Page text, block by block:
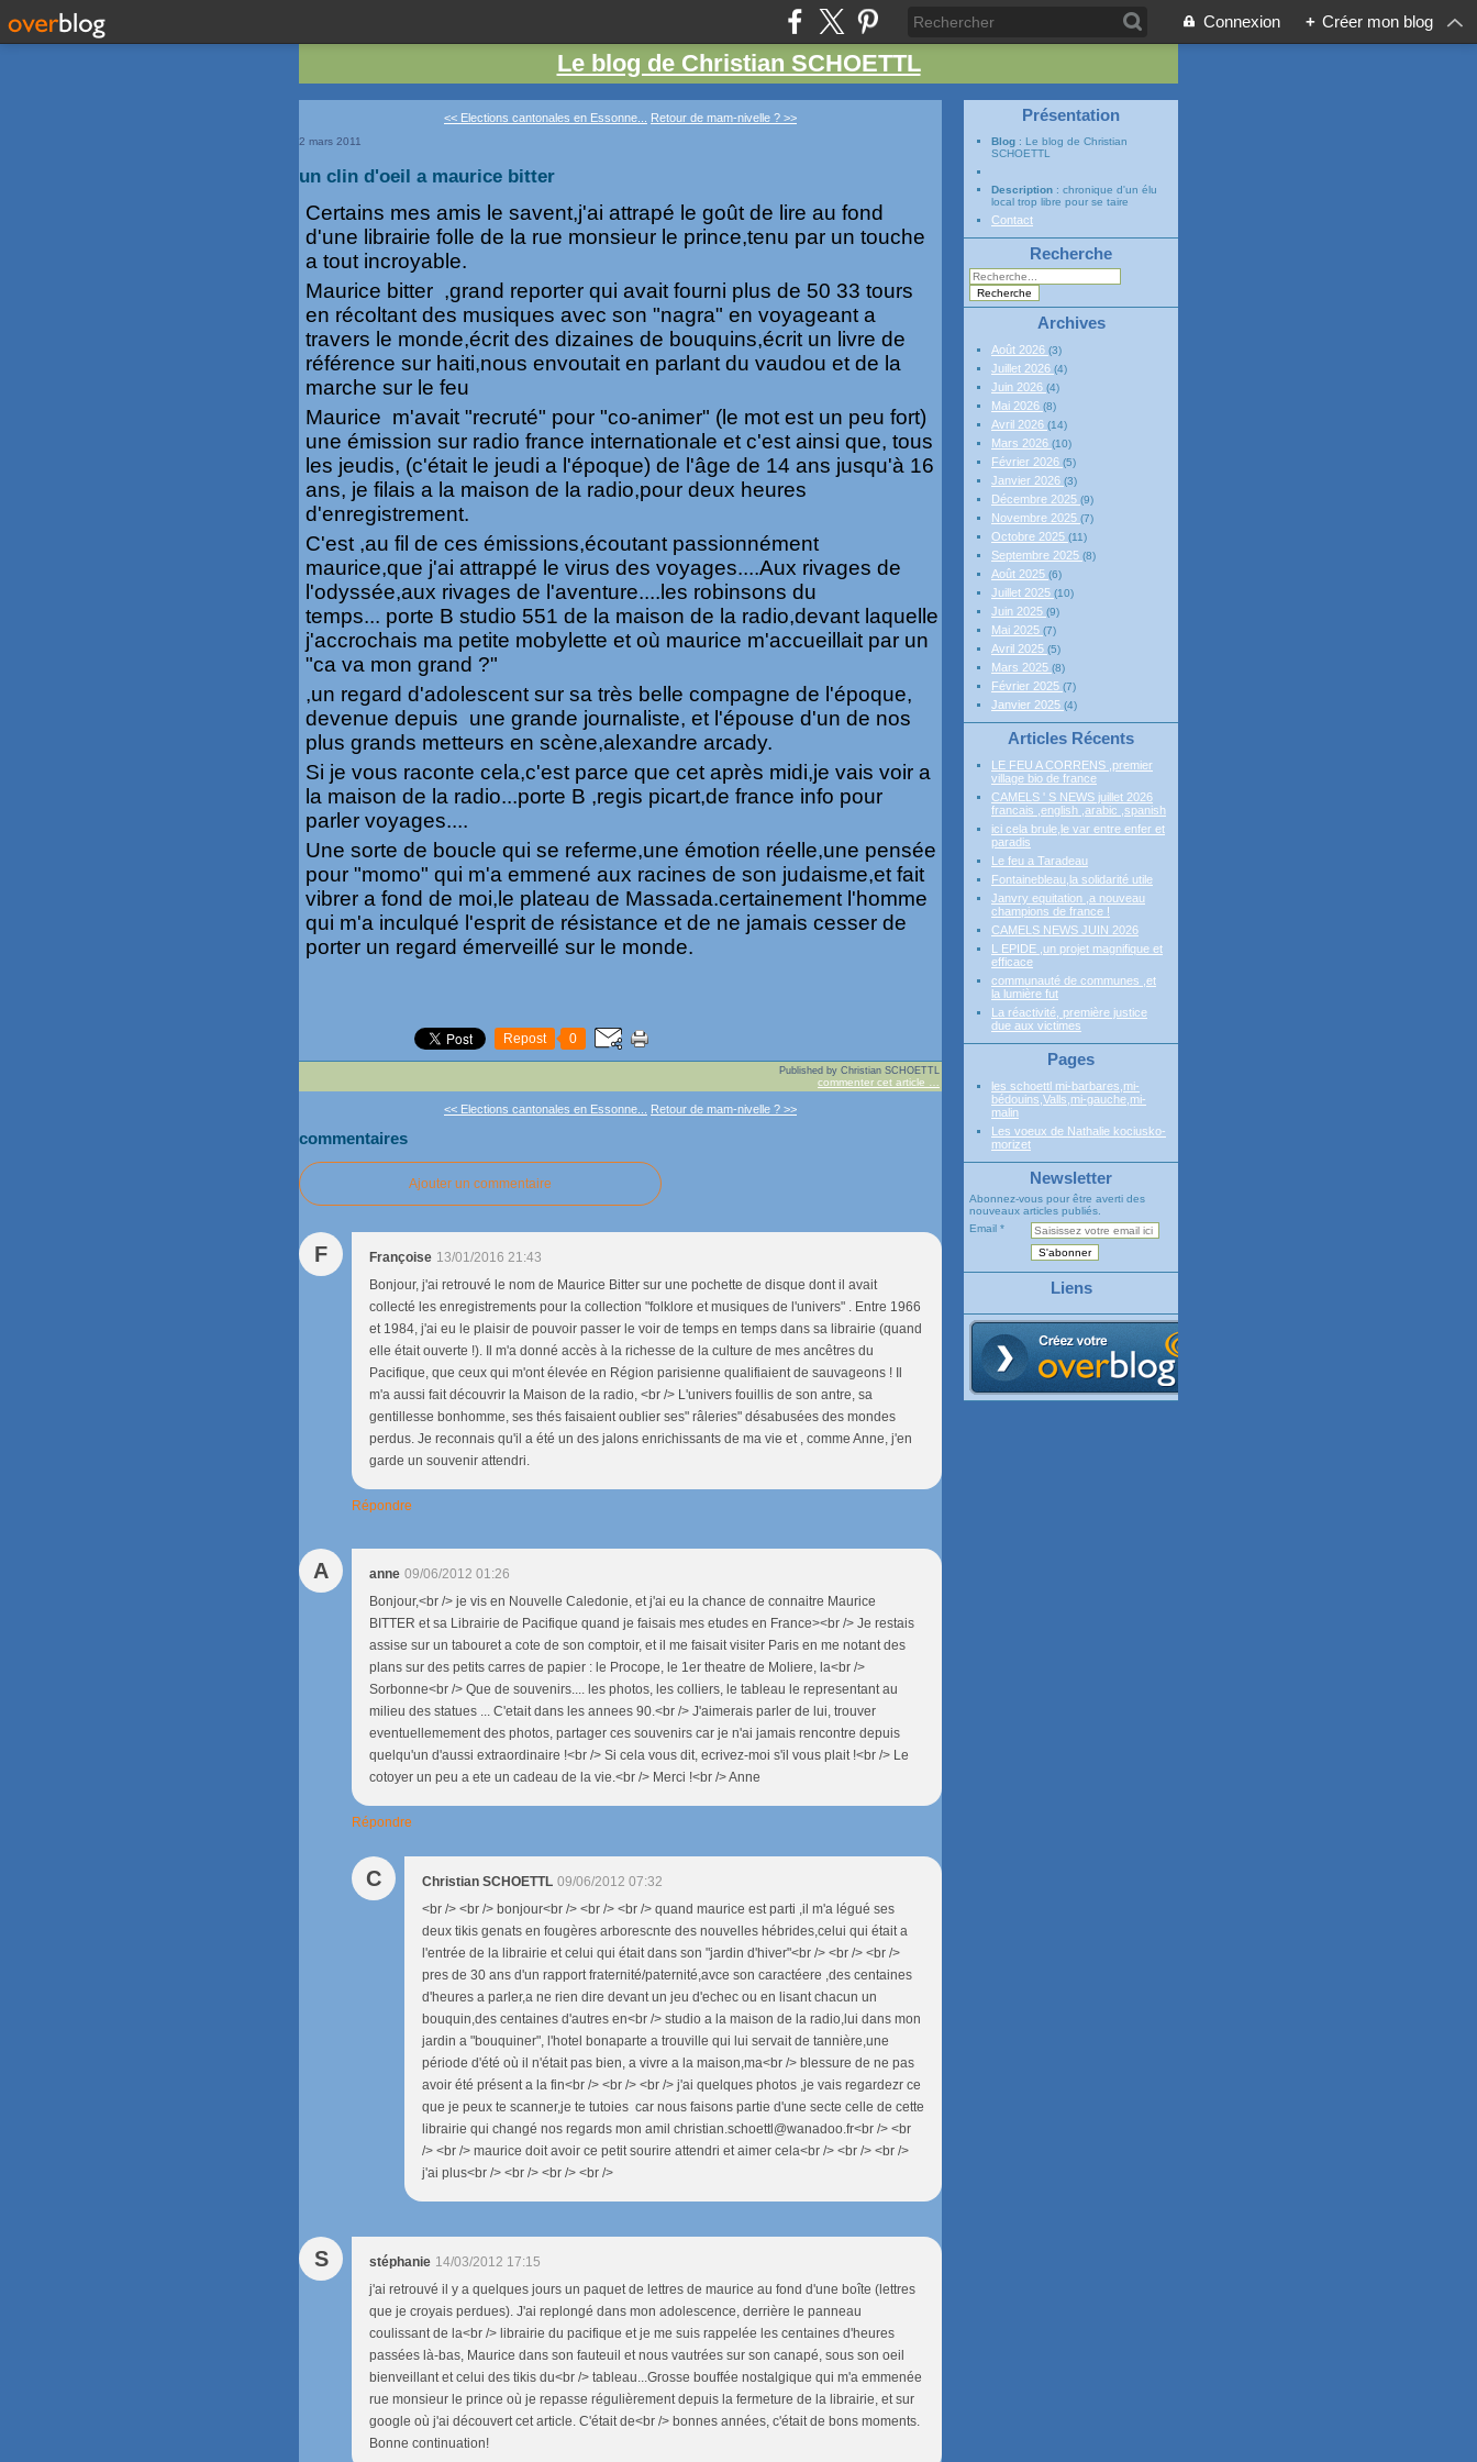
Connexion + Créer mon blog
Le blog de Christian SCHOETTL
<< Elections cantonales en Essonne... Retour de mam-nivelle ? >>
2 mars 2011
un clin d'oeil a maurice bitter
Certains mes amis le savent,j'ai attrapé le goût de lire au fond
d'une librairie folle de la rue monsieur le prince,tenu par un touche
a tout incroyable.
Maurice bitter ,grand reporter qui avait fourni plus de 50 33 tours
en récoltant des musiques avec son "nagra" en voyageant a
travers le monde,écrit des dizaines de bouquins,écrit un livre de
référence sur haiti,nous envoutait en parlant du vaudou et de la
marche sur le feu
Maurice m'avait "recruté" pour "co-animer" (le mot est un peu fort)
une émission sur radio france internationale et c'est ainsi que, tous
les jeudis, (c'était le jeudi a l'époque) de l'âge de 14 ans jusqu'à 16
ans, je filais a la maison de la radio,pour deux heures
d'enregistrement.
C'est ,au fil de ces émissions,écoutant passionnément
maurice,que j'ai attrappé le virus des voyages....Aux rivages de
l'odyssée,aux rivages de l'aventure....les robinsons du
temps... porte B studio 551 de la maison de la radio,devant laquelle
j'accrochais ma petite mobylette et où maurice m'accueillait par un
"ca va mon grand ?"
,un regard d'adolescent sur sa très belle compagne de l'époque,
devenue depuis une grande journaliste, et l'épouse d'un de nos
plus grands metteurs en scène,alexandre arcady.
Si je vous raconte cela,c'est parce que cet après midi,je vais voir a
la maison de la radio...porte B ,regis picart,de france info pour
parler voyages....
Une sorte de boucle qui se referme,une émotion réelle,une pensée
pour "momo" qui m'a emmené aux racines de son judaisme,et fait
vibrer a fond de moi,le plateau de Massada.certainement l'homme
qui m'a inculqué l'esprit de résistance et de ne jamais cesser de
porter un regard émerveillé sur le monde.
Repost 0
Published by Christian SCHOETTL
commenter cet article
<< Elections cantonales en Essonne... Retour de mam-nivelle ? >>
commentaires
Ajouter un commentaire
F Françoise 13/01/2016 21:43
Bonjour, j'ai retrouvé le nom de Maurice Bitter sur une pochette de disque dont il avait
collecté les enregistrements pour la collection "folklore et musiques de l'univers" . Entre 1966
et 1984, j'ai eu le plaisir de pouvoir passer le voir de temps en temps dans sa librairie (quand
elle était ouverte !). Il m'a donné accès à la richesse de la culture de mes ancêtres du
Pacifique, que ceux qui m'ont élevée en Région parisienne qualifiaient de sauvageons ! Il
m'a aussi fait découvrir la Maison de la radio, <br /> L'univers fouillis de son antre, sa
gentillesse bonhomme, ses thés faisaient oublier ses" râleries" désabusées des mondes
perdus. Je reconnais qu'il a été un des jalons enrichissants de ma vie et , comme Anne, j'en
garde un souvenir attendri.
Répondre
A anne 09/06/2012 01:26
Bonjour,<br /> je vis en Nouvelle Caledonie, et j'ai eu la chance de connaitre Maurice
BITTER et sa Librairie de Pacifique quand je faisais mes etudes en France><br /> Je restais
assise sur un tabouret a cote de son comptoir, et il me faisait visiter Paris en me notant des
plans sur des petits carres de papier : le Procope, le 1er theatre de Moliere, la<br />
Sorbonne<br /> Que de souvenirs.... les photos, les colliers, le tableau le representant au
milieu des statues ... C'etait dans les annees 90.<br /> J'aimerais parler de lui, trouver
eventuellemement des photos, partager ces souvenirs car je n'ai jamais rencontre depuis
quelqu'un d'aussi extraordinaire !<br /> Si cela vous dit, ecrivez-moi s'il vous plait !<br /> Le
cotoyer un peu a ete un cadeau de la vie.<br /> Merci !<br /> Anne
Répondre
C Christian SCHOETTL 09/06/2012 07:32
<br /> <br /> bonjour<br /> <br /> <br /> quand maurice est parti ,il m'a légué ses
deux tikis genats en fougères arborescnte des nouvelles hébrides,celui qui était a
l'entrée de la librairie et celui qui était dans son "jardin d'hiver"<br /> <br /> <br />
pres de 30 ans d'un rapport fraternité/paternité,avce son caractéere ,des centaines
d'heures a parler,a ne rien dire devant un jeu d'echec ou en lisant chacun un
bouquin,des centaines d'autres en<br /> studio a la maison de la radio,lui dans mon
jardin a "bouquiner", l'hotel bonaparte a trouville qui lui servait de tannière,une
période d'été où il n'était pas bien, a vivre a la maison,ma<br /> blessure de ne pas
avoir été présent a la fin<br /> <br /> <br /> j'ai quelques photos ,je vais regardezr ce
que je peux te scanner,je te tutoies car nous faisons partie d'une secte celle de cette
librairie qui changé nos regards mon amil christian.schoettl@wanadoo.fr<br /> <br
/> <br /> maurice doit avoir ce petit sourire attendri et aimer cela<br /> <br /> <br />
j'ai plus<br /> <br /> <br /> <br />
S stéphanie 14/03/2012 17:15
j'ai retrouvé il y a quelques jours un paquet de lettres de maurice au fond d'une boîte (lettres
que je croyais perdues). J'ai replongé dans mon adolescence, derrière le panneau
coulissant de la<br /> librairie du pacifique et je me suis rappelée les centaines d'heures
passées là-bas, Maurice dans son fauteuil et nous vautrées sur son canapé, sous son oeil
bienveillant et celui des tikis du<br /> tableau...Grosse bouffée nostalgique qui m'a emmenée
rue monsieur le prince où je repasse régulièrement depuis la fermeture de la librairie, et sur
google où j'ai découvert cet article. C'était de<br /> bonnes années, c'était de bons moments.
Bonne continuation!
Présentation
Blog : Le blog de Christian
SCHOETTL
Description : chronique d'un élu
local trop libre pour se taire
Contact
Recherche
Archives
Août 2026 (3)
Juillet 2026 (4)
Juin 2026 (4)
Mai 2026 (8)
Avril 2026 (14)
Mars 2026 (10)
Février 2026 (5)
Janvier 2026 (3)
Décembre 2025 (9)
Novembre 2025 (7)
Octobre 2025 (11)
Septembre 2025 (8)
Août 2025 (6)
Juillet 2025 (10)
Juin 2025 (9)
Mai 2025 (7)
Avril 2025 (5)
Mars 2025 (8)
Février 2025 (7)
Janvier 2025 (4)
Articles Récents
LE FEU A CORRENS ,premier
village bio de france
CAMELS ' S NEWS juillet 2026
francais ,english ,arabic ,spanish
ici cela brule,le var entre enfer et
paradis
Le feu a Taradeau
Fontainebleau,la solidarité utile
Janvry equitation ,a nouveau
champions de france !
CAMELS NEWS JUIN 2026
L EPIDE ,un projet magnifique et
efficace
communauté de communes ,et
la lumière fut
La réactivité, première justice
due aux victimes
Pages
les schoettl mi-barbares,mi-
bédouins,Valls,mi-gauche,mi-
malin
Les voeux de Nathalie kociusko-
morizet
Newsletter
Abonnez-vous pour être averti des
nouveaux articles publiés.
Email
Liens